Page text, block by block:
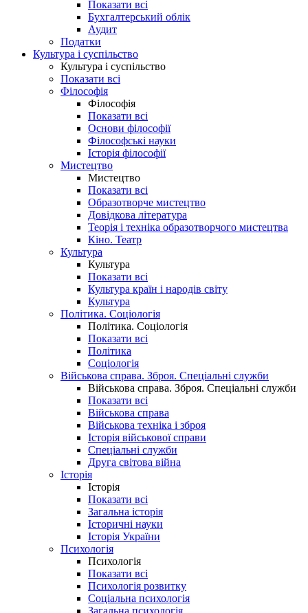
Показати всі
Бухгалтерський облік
Аудит
Податки
Культура і суспільство
Культура і суспільство
Показати всі
Філософія
Філософія
Показати всі
Основи філософії
Філософські науки
Історія філософії
Мистецтво
Мистецтво
Показати всі
Образотворче мистецтво
Довідкова література
Теорія і техніка образотворчого мистецтва
Кіно. Театр
Культура
Культура
Показати всі
Культура країн і народів світу
Культура
Політика. Соціологія
Політика. Соціологія
Показати всі
Політика
Соціологія
Військова справа. Зброя. Спеціальні служби
Військова справа. Зброя. Спеціальні служби
Показати всі
Військова справа
Військова техніка і зброя
Історія військової справи
Спеціальні служби
Друга світова війна
Історія
Історія
Показати всі
Загальна історія
Історичні науки
Історія України
Психологія
Психологія
Показати всі
Психологія розвитку
Соціальна психологія
Загальна психологія